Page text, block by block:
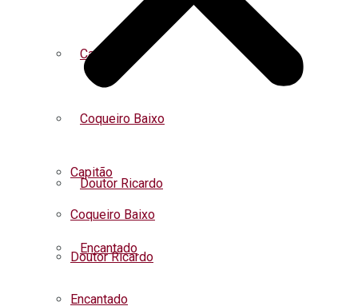
Capitão
Coqueiro Baixo
Doutor Ricardo
Encantado
Capitão
Coqueiro Baixo
Doutor Ricardo
Encantado